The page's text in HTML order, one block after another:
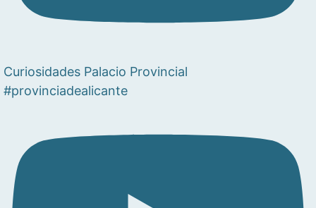
Curiosidades Palacio Provincial
#provinciadealicante